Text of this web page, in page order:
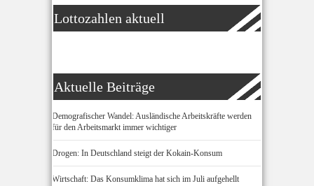
Lottozahlen aktuell
Aktuelle Beiträge
Demografischer Wandel: Ausländische Arbeitskräfte werden
für den Arbeitsmarkt immer wichtiger
Drogen: In Deutschland steigt der Kokain-Konsum
Wirtschaft: Das Konsumklima hat sich im Juli aufgehellt